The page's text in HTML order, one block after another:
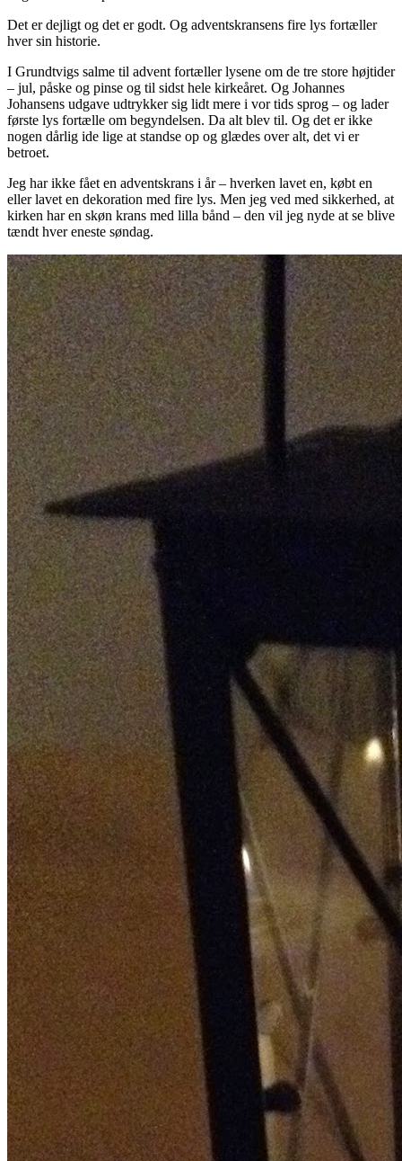
Det er dejligt og det er godt. Og adventskransens fire lys fortæller
hver sin historie.
I Grundtvigs salme til advent fortæller lysene om de tre store højtider
– jul, påske og pinse og til sidst hele kirkeåret. Og Johannes
Johansens udgave udtrykker sig lidt mere i vor tids sprog – og lader
første lys fortælle om begyndelsen. Da alt blev til. Og det er ikke
nogen dårlig ide lige at standse op og glædes over alt, det vi er
betroet.
Jeg har ikke fået en adventskrans i år – hverken lavet en, købt en
eller lavet en dekoration med fire lys. Men jeg ved med sikkerhed, at
kirken har en skøn krans med lilla bånd – den vil jeg nyde at se blive
tændt hver eneste søndag.